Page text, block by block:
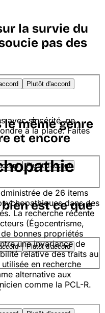
la survie du
pas des
Plutôt d'accord
le même genre
et encore
Plutôt d'accord
est ce que
Plutôt d'accord
avec sincérité, ne
à la place. Faites
de 26 items
dans des
La recherche récente
(Égocentrisme,
bonnes propriétés
une invariance de
relative des traits au
en recherche
alternative aux
comme la PCL-R.